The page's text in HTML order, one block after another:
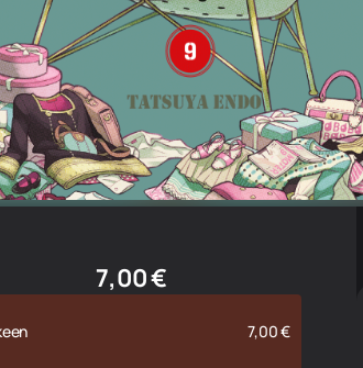
7,00€
7,00€